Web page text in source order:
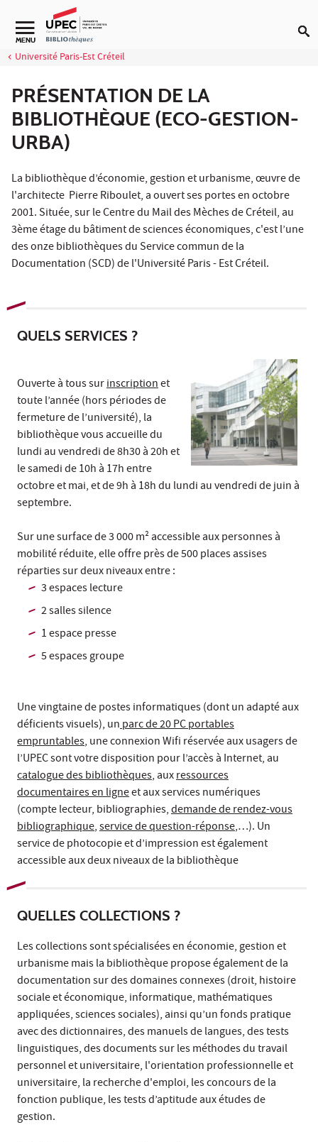
Aller au contenu
Navigation secondaire
MENU
Université Paris-Est Créteil
PRÉSENTATION DE LA
BIBLIOTHÈQUE (ECO-GESTION-
URBA)
La bibliothèque d’économie, gestion et urbanisme, œuvre de
l'architecte Pierre Riboulet, a ouvert ses portes en octobre
2001. Située, sur le Centre du Mail des Mèches de Créteil, au
3ème étage du bâtiment de sciences économiques, c'est l’une
des onze bibliothèques du Service commun de la
Documentation (SCD) de l'Université Paris - Est Créteil.
QUELS SERVICES ?
Ouverte à tous surinscriptionet
toute l’année (hors périodes de
fermeture de l’université), la
bibliothèque vous accueille du
lundi au vendredi de 8h30 à 20h et
le samedi de 10h à 17h entre
octobre et mai, et de 9h à 18h du lundi au vendredi de juin à
septembre.
Sur une surface de 3 000 m² accessible aux personnes à
mobilité réduite, elle offre près de 500 places assises
réparties sur deux niveaux entre :
3 espaces lecture
2 salles silence
1 espace presse
5 espaces groupe
Une vingtaine de postes informatiques (dont un adapté aux
déficients visuels), unparc de 20 PC portables
empruntables, une connexion Wifi réservée aux usagers de
l’UPEC sont votre disposition pour l’accès à Internet, au
catalogue des bibliothèques, auxressources
documentaires en ligneet aux services numériques
(compte lecteur, bibliographies,demande de rendez-vous
bibliographique,service de question-réponse,…). Un
service de photocopie et d’impression est également
accessible aux deux niveaux de la bibliothèque
QUELLES COLLECTIONS ?
Les collections sont spécialisées en économie, gestion et
urbanisme mais la bibliothèque propose également de la
documentation sur des domaines connexes (droit, histoire
sociale et économique, informatique, mathématiques
appliquées, sciences sociales), ainsi qu’un fonds pratique
avec des dictionnaires, des manuels de langues, des tests
linguistiques, des documents sur les méthodes du travail
personnel et universitaire, l'orientation professionnelle et
universitaire, la recherche d'emploi, les concours de la
fonction publique, les tests d’aptitude aux études de
gestion.